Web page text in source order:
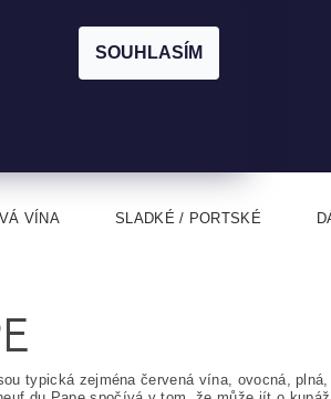
VÍNA SLADKÉ / PORTSKÉ
typická zejména červená vína, ovocná,
SOUHLASÍM